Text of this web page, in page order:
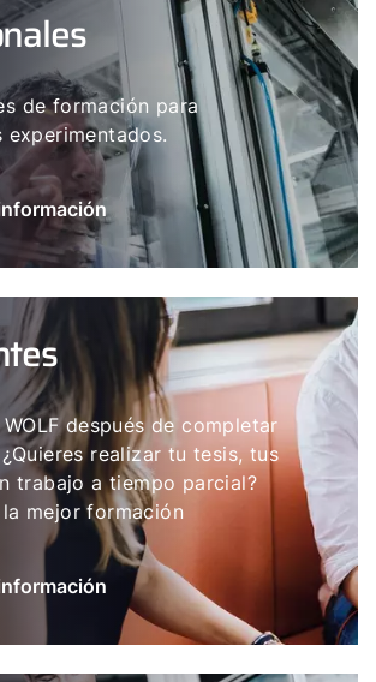
de formación para
experimentados.
después de completar
realizar tu tesis, tus
trabajo a tiempo parcial?
mejor formación